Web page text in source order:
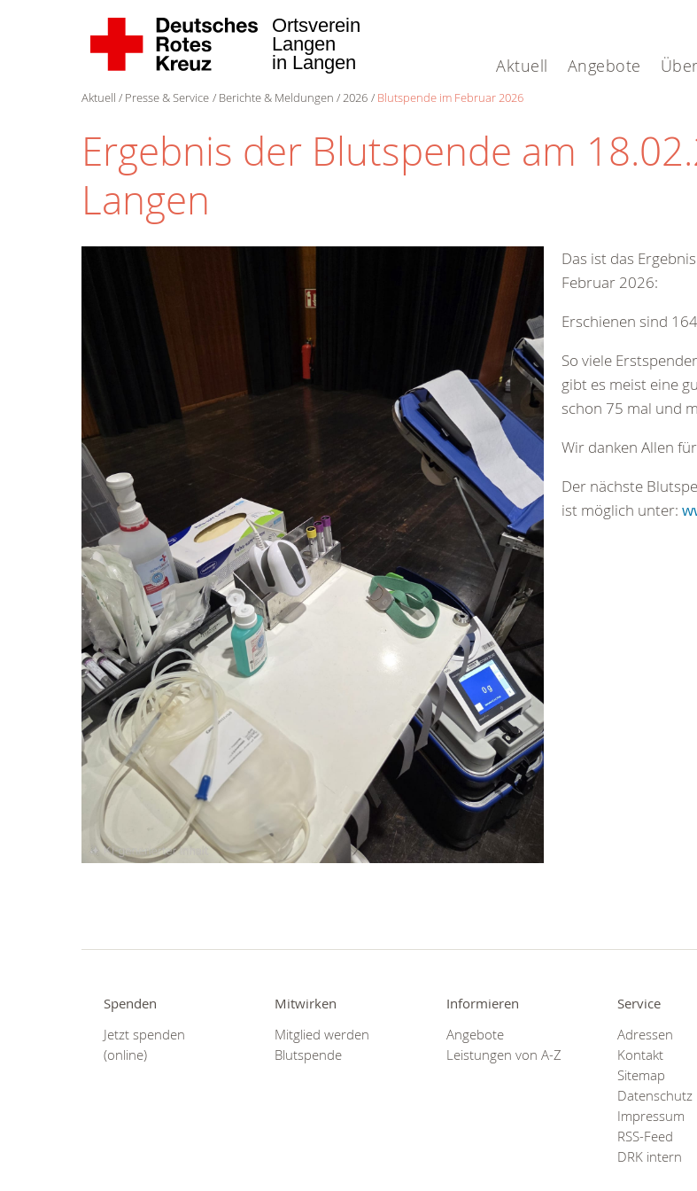
Aktuell Angebote
Ortsverein
Langen
in Langen
Aktuell Presse & Service Berichte & Meldungen 2026 Blutspende im Februar 2026
Ergebnis der Blutspende am
Langen
Das ist das
Februar 2026:
Erschienen sind
So viele
gibt es meist eine
schon 75 mal und
Wir danken Allen
Der nächste
ist möglich unter:
Spenden
Jetzt spenden
(online)
Mitwirken
Mitglied werden
Blutspende
Informieren
Angebote
Leistungen von A-Z
Service
Adressen
Kontakt
Sitemap
Datenschutz
Impressum
RSS-Feed
DRK intern